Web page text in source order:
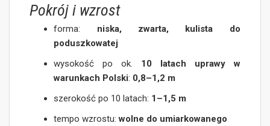
Pokrój i wzrost
forma: niska, zwarta, kulista do
poduszkowatej
wysokość po ok. 10 latach uprawy w
warunkach Polski: 0,8–1,2 m
szerokość po 10 latach: 1–1,5 m
tempo wzrostu:wolne do umiarkowanego